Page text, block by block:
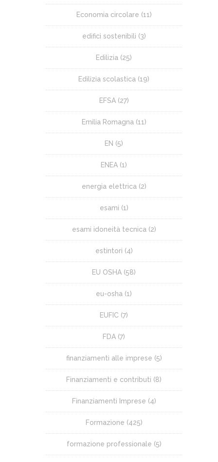
Economia circolare (11)
edifici sostenibili (3)
Edilizia (25)
Edilizia scolastica (19)
EFSA(27)
Emilia Romagna (11)
EN (5)
ENEA (1)
energia elettrica (2)
esami (1)
esami idoneità tecnica (2)
estintori (4)
EU OSHA (58)
eu-osha (1)
EUFIC (7)
FDA (7)
finanziamenti alle imprese (5)
Finanziamenti e contributi (8)
Finanziamenti Imprese (4)
Formazione (425)
formazione professionale (5)